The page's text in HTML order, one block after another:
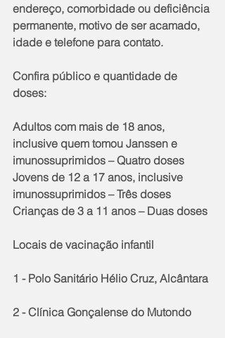
endereço, comorbidade ou deficiência
permanente, motivo de ser acamado,
idade e telefone para contato.
Confira público e quantidade de
doses:
Adultos com mais de 18 anos,
inclusive quem tomou Janssen e
imunossuprimidos – Quatro doses
Jovens de 12 a 17 anos, inclusive
imunossuprimidos – Três doses
Crianças de 3 a 11 anos – Duas doses
Locais de vacinação infantil
1 - Polo Sanitário Hélio Cruz, Alcântara
2 - Clínica Gonçalense do Mutondo